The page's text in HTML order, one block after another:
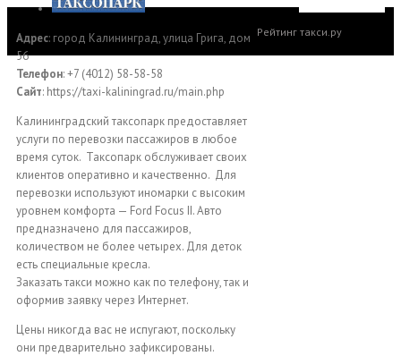
Адрес: город Калининград, улица Грига, дом
56
Телефон: +7 (4012) 58-58-58
Сайт: https://taxi-kaliningrad.ru/main.php
Калининградский таксопарк предоставляет
услуги по перевозки пассажиров в любое
время суток. Таксопарк обслуживает своих
клиентов оперативно и качественно. Для
перевозки используют иномарки с высоким
уровнем комфорта — Ford Focus II. Авто
предназначено для пассажиров,
количеством не более четырех. Для деток
есть специальные кресла.
Заказать такси можно как по телефону, так и
оформив заявку через Интернет.
Цены никогда вас не испугают, поскольку
они предварительно зафиксированы.
Рейтинг такси.ру